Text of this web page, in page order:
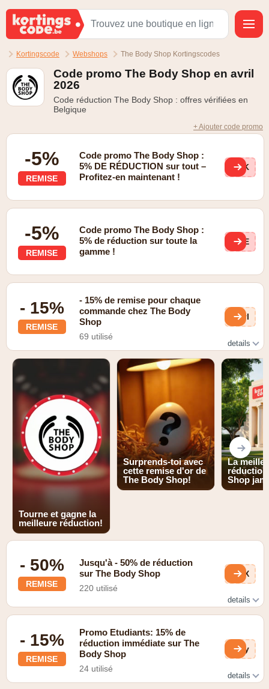
Kortingscode Webshops The Body Shop Kortingscodes
Code promo The Body Shop en avril
2026
Code réduction The Body Shop : offres vérifiées en
Belgique
+ Ajouter code promo
-5%
REMISE
Code promo The Body Shop :
5% DE RÉDUCTION sur tout –
Profitez-en maintenant !
MAK
-5%
REMISE
Code promo The Body Shop :
5% de réduction sur toute la
gamme !
THE
- 15%
REMISE
- 15% de remise pour chaque
commande chez The Body
Shop
69 utilisé
JvI
details
Seulement pour les membres
Tourne et gagne la
meilleure réduction!
Surprends-toi avec
cette remise d'or de
The Body Shop!
La
Shop
- 50%
REMISE
Jusqu'à - 50% de réduction
sur The Body Shop
220 utilisé
WnX
details
- 15%
REMISE
Promo Etudiants: 15% de
réduction immédiate sur The
Body Shop
24 utilisé
0ky
details